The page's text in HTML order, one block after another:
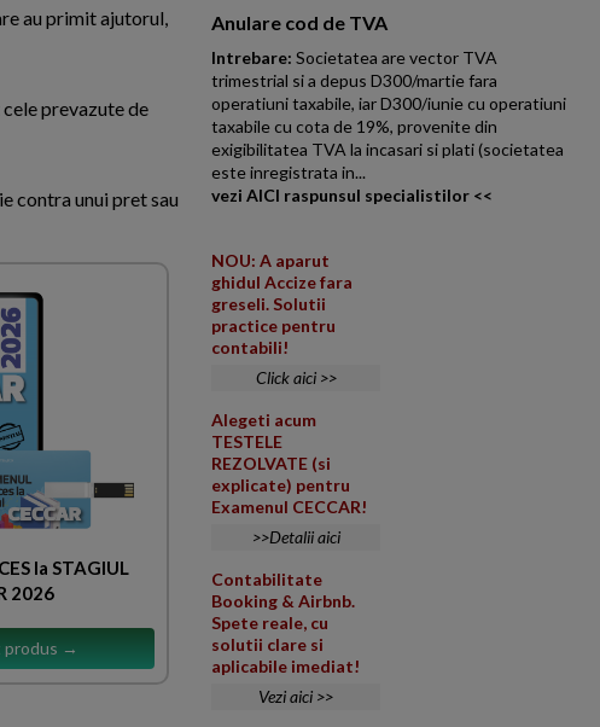
au primit ajutorul,
prevazute de
contra unui pret sau
la STAGIUL
2026
produs →
Anulare cod de TVA
Intrebare: Societatea are vector TVA
trimestrial si a depus D300/martie fara
operatiuni taxabile, iar D300/iunie cu operatiuni
taxabile cu cota de 19%, provenite din
exigibilitatea TVA la incasari si plati (societatea
este inregistrata in...
vezi AICI raspunsul specialistilor <<
NOU: A aparut
ghidul Accize fara
greseli. Solutii
practice pentru
contabili!
Click aici >>
Alegeti acum
TESTELE
REZOLVATE (si
explicate) pentru
Examenul CECCAR!
>>Detalii aici
Contabilitate
Booking & Airbnb.
Spete reale, cu
solutii clare si
aplicabile imediat!
Vezi aici >>